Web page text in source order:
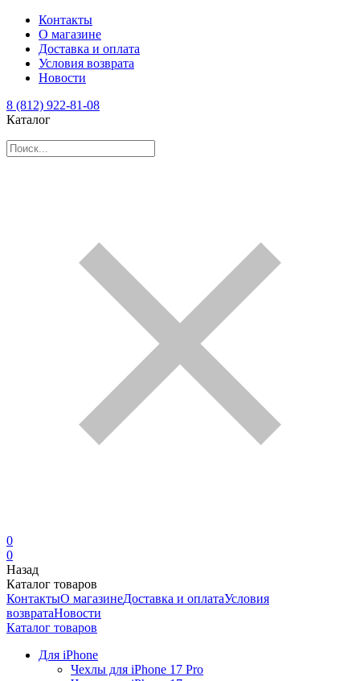
Контакты
О магазине
Доставка и оплата
Условия возврата
Новости
8 (812) 922-81-08
Каталог
0
0
Назад
Каталог товаров
КонтактыО магазинеДоставка и оплатаУсловия
возвратаНовости
Каталог товаров
Для iPhone
Чехлы для iPhone 17 Pro